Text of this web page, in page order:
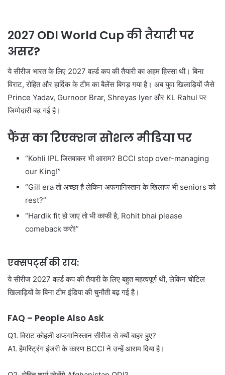
2027 ODI World Cup की तैयारी पर
असर?
ये सीरीज भारत के लिए 2027 वर्ल्ड कप की तैयारी का अहम हिस्सा थी। बिना
विराट, रोहित और हार्दिक के टीम का बैलेंस बिगड़ गया है। अब युवा खिलाड़ियों जैसे
Prince Yadav, Gurnoor Brar, Shreyas Iyer और KL Rahul पर
जिम्मेदारी बढ़ गई है।
फैंस का रिएक्शन सोशल मीडिया पर
“Kohli IPL जितवाकर भी आराम? BCCI stop over-managing
our King!”
“Gill era तो अच्छा है लेकिन अफगानिस्तान के खिलाफ भी seniors को
rest?”
“Hardik fit हो जाए तो भी काफी है, Rohit bhai please
comeback करो!”
एक्सपर्ट्स की राय:
ये सीरीज 2027 वर्ल्ड कप की तैयारी के लिए बहुत महत्वपूर्ण थी, लेकिन चोटिल
खिलाड़ियों के बिना टीम इंडिया की चुनौती बढ़ गई है।
FAQ – People Also Ask
Q1. विराट कोहली अफगानिस्तान सीरीज से क्यों बाहर हुए?
A1. हैमस्ट्रिंग इंजरी के कारण BCCI ने उन्हें आराम दिया है।